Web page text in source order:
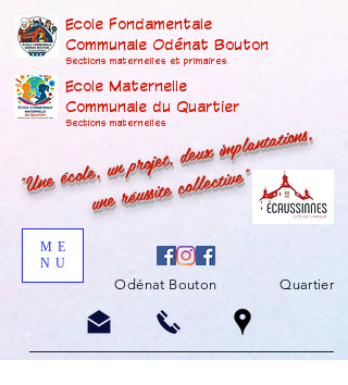
Ecole Fondamentale
Communale Odénat Bouton
Sections maternelles et primaires
Ecole Maternelle
Communale du Quartier
Sections maternelles
"Une école, un projet, deux implantations,
une réussite collective"
ME
NU
Odénat Bouton Quartier